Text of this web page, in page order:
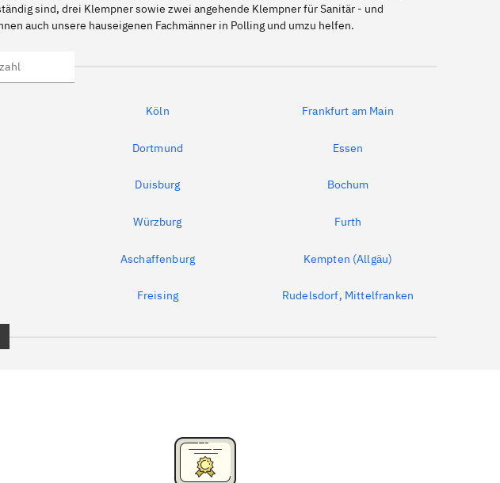
sind, drei Klempner sowie zwei angehende Klempner für Sanitär - und
auch unsere hauseigenen Fachmänner in Polling und umzu helfen.
Köln Frankfurt am Main
Dortmund Essen
Duisburg Bochum
Würzburg Furth
Aschaffenburg Kempten (Allgäu)
Freising Rudelsdorf, Mittelfranken